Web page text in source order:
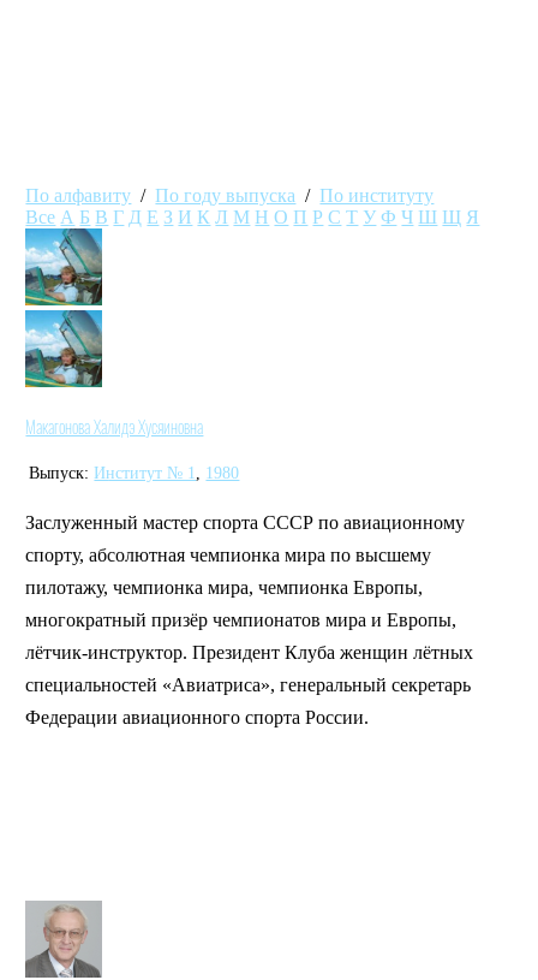
По алфавиту /По году выпуска /По институту
Все А Б В Г Д Е З И К Л М Н О П Р С Т У Ф Ч Ш Щ Я
Макагонова Халидэ Хусяиновна
Выпуск: Институт № 1 1980
Заслуженный мастер спорта СССР по авиационному
спорту, абсолютная чемпионка мира по высшему
пилотажу, чемпионка мира, чемпионка Европы,
многократный призёр чемпионатов мира и Европы,
лётчик-инструктор. Президент Клуба женщин лётных
специальностей «Авиатриса», генеральный секретарь
Федерации авиационного спорта России.